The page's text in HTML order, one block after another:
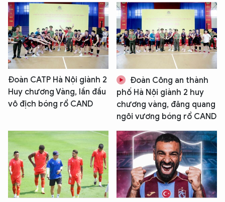
Đoàn CATP Hà Nội giành 2
Huy chương Vàng, lần đầu
vô địch bóng rổ CAND
Đoàn Công an thành
phố Hà Nội giành 2 huy
chương vàng, đăng quang
ngôi vương bóng rổ CAND